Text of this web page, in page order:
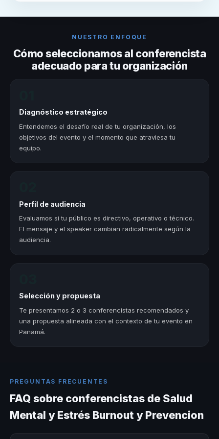
NUESTRO ENFOQUE
Cómo seleccionamos al conferencista
adecuado para tu organización
Diagnóstico estratégico
Entendemos el desafío real de tu organización, los
objetivos del evento y el momento que atraviesa tu
equipo.
Perfil de audiencia
Evaluamos si tu público es directivo, operativo o técnico.
El mensaje y el speaker cambian radicalmente según la
audiencia.
Selección y propuesta
Te presentamos 2 o 3 conferencistas recomendados y
una propuesta alineada con el contexto de tu evento en
Panamá.
PREGUNTAS FRECUENTES
FAQ sobre conferencistas de Salud
Mental y Estrés Burnout y Prevencion